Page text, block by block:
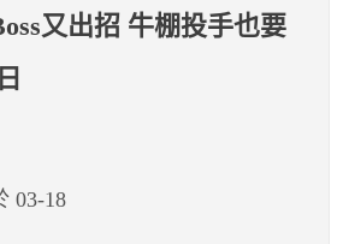
又出招 牛棚投手也要
03-18